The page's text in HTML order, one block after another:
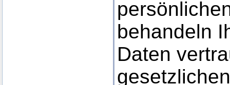
behandeln
Daten